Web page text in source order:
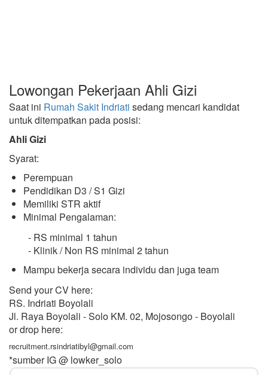
Lowongan Pekerjaan Ahli Gizi
Saat ini Rumah Sakit Indriati sedang mencari kandidat
untuk ditempatkan pada posisi:
Ahli Gizi
Syarat:
Perempuan
Pendidikan D3 / S1 Gizi
Memiliki STR aktif
Minimal Pengalaman:
- RS minimal 1 tahun
- Klinik / Non RS minimal 2 tahun
Mampu bekerja secara individu dan juga team
Send your CV here:
RS. Indriati Boyolali
Jl. Raya Boyolali - Solo KM. 02, Mojosongo - Boyolali
or drop here:
recruitment.rsindriatibyl@gmail.com
*sumber IG @ lowker_solo